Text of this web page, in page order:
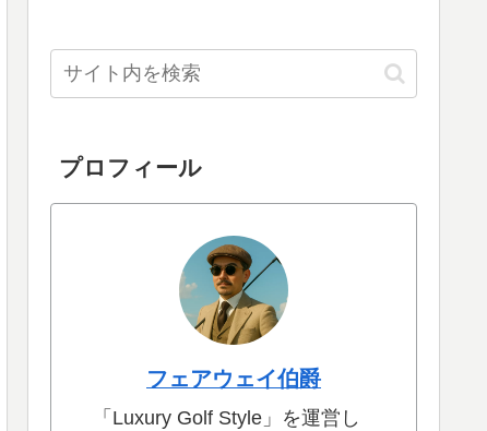
プロフィール
フェアウェイ伯爵
「Luxury Golf Style」を運営し